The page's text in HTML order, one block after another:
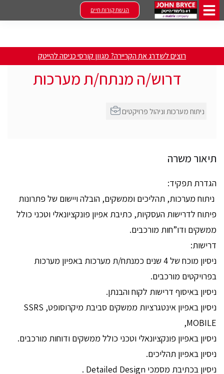
הגשת קורות חיים
רוצים לשדרג את הקריירה? מגוון קורסי כניסה להייטק
דרוש/ה מנתח/ת מערכות
תיאור משרה
הגדרת תפקיד:
ניתוח מערכות, תהליכים וממשקים, הובלה ויישום של פתרונות
פיתוח לדרישות העסקיות, כתיבת אפיון פונקציונאלי וטכני כולל
ממשקים ודו”חות מורכבים.
דרישות:
ניסיון מוכח של 4 שנים כמנתח/ת מערכות באפיון מערכות
בפרויקטים מורכבים.
ניסיון באיסוף דרישות לקוח והבנתן.
ניסיון באפיון אינטגרציות ממשקים סביבת מיקרוסופט, SSRS
,MOBILE
ניסיון באפיון פונקציונאלי וטכני כולל ממשקים ודוחות מורכבים.
ניסיון באפיון תהליכים.
ניסיון בכתיבת מסמכי Detailed Design .